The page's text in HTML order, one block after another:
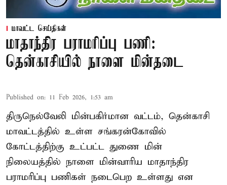
மாவட்ட செய்திகள்
மாதாந்திர பராமரிப்பு பணி:
தென்காசியில் நாளை மின்தடை
Published on: 11 Feb 2026, 1:53 am
திருநெல்வேலி மின்பகிர்மான வட்டம், தென்காசி
மாவட்டத்தில் உள்ள சங்கரன்கோவில்
கோட்டத்திற்கு உட்பட்ட துணை மின்
நிலையத்தில் நாளை மின்வாரிய மாதாந்திர
பராமரிப்பு பணிகள் நடைபெற உள்ளது என